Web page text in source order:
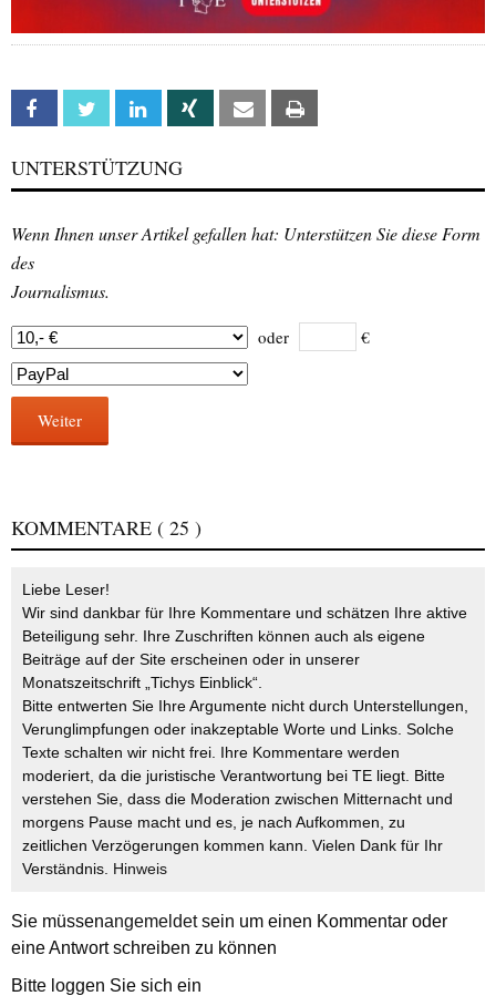
Facebook Twitter Linkedin Xing Email
UNTERSTÜTZUNG
Wenn Ihnen unser Artikel gefallen hat: Unterstützen Sie diese Form
des
Journalismus.
oder €
Weiter
KOMMENTARE ( 25 )
Liebe Leser!
Wir sind dankbar für Ihre Kommentare und schätzen Ihre aktive
Beteiligung sehr. Ihre Zuschriften können auch als eigene
Beiträge auf der Site erscheinen oder in unserer
Monatszeitschrift „Tichys Einblick“.
Bitte entwerten Sie Ihre Argumente nicht durch Unterstellungen,
Verunglimpfungen oder inakzeptable Worte und Links. Solche
Texte schalten wir nicht frei. Ihre Kommentare werden
moderiert, da die juristische Verantwortung bei TE liegt. Bitte
verstehen Sie, dass die Moderation zwischen Mitternacht und
morgens Pause macht und es, je nach Aufkommen, zu
zeitlichen Verzögerungen kommen kann. Vielen Dank für Ihr
Verständnis. Hinweis
Sie müssenangemeldetsein um einen Kommentar oder
eine Antwort schreiben zu können
Bitte loggen Sie sich ein